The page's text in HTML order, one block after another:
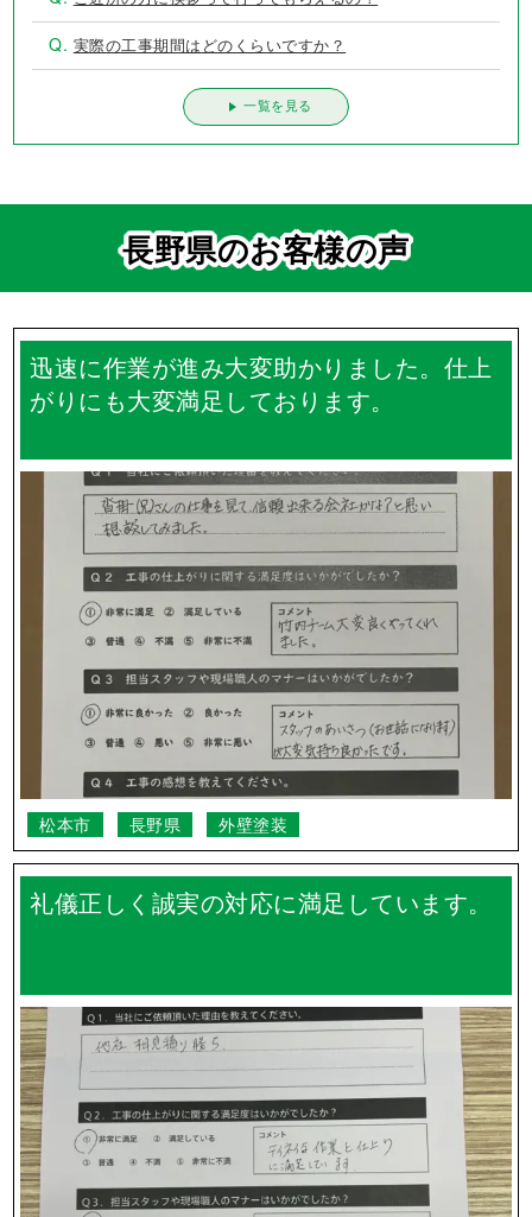
外壁塗装、屋根塗装の失敗例 第4位は？
外壁塗装、屋根塗装の失敗例 第5位は？
よくあるご質問
雨の日の作業はどうなりますか？
工事中は家の車はどうすればいいの？